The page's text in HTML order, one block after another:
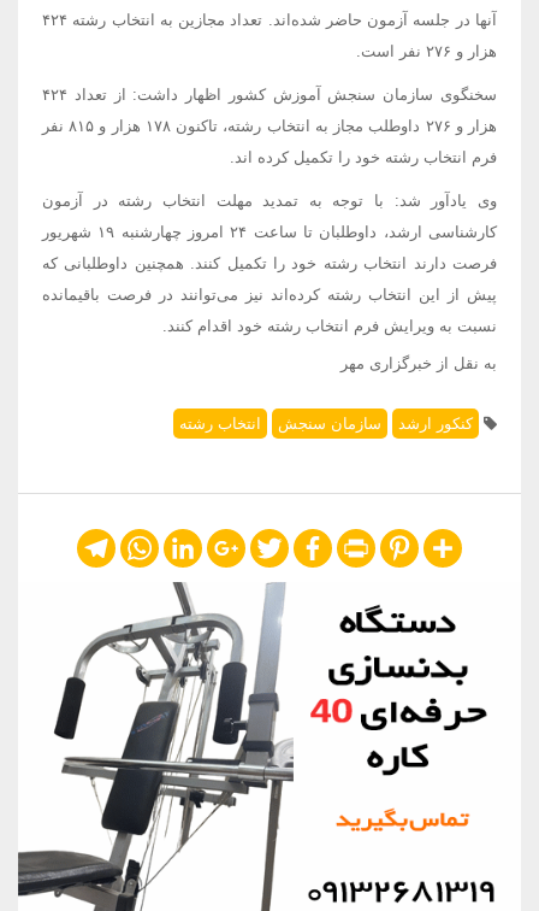
آنها در جلسه آزمون حاضر شده‌اند. تعداد مجازین
به انتخاب رشته ۴۲۴
هزار و ۲۷۶ نفر است.
سخنگوی سازمان سنجش آموزش کشور اظهار داشت: از تعداد ۴۲۴
هزار و ۲۷۶ داوطلب مجاز به انتخاب رشته، تاکنون ۱۷۸ هزار و ۸۱۵ نفر
فرم انتخاب رشته خود را تکمیل کرده
اند.
وی یادآور شد: با توجه به تمدید مهلت انتخاب رشته در آزمون
کارشناسی ارشد، داوطلبان تا ساعت ۲۴ امروز چهارشنبه ۱۹ شهریور
فرصت دارند انتخاب رشته خود را تکمیل کنند. همچنین داوطلبانی که
پیش از این انتخاب رشته کرده‌اند نیز می‌توانند در فرصت باقیمانده
نسبت به ویرایش فرم انتخاب رشته خود اقدام کنند.
به نقل از خبرگزاری مهر
کنکور ارشد سازمان سنجش انتخاب رشته
Share
Pinterest
Print
Facebook
Twitter
Google+
LinkedIn
WhatsApp
Telegram